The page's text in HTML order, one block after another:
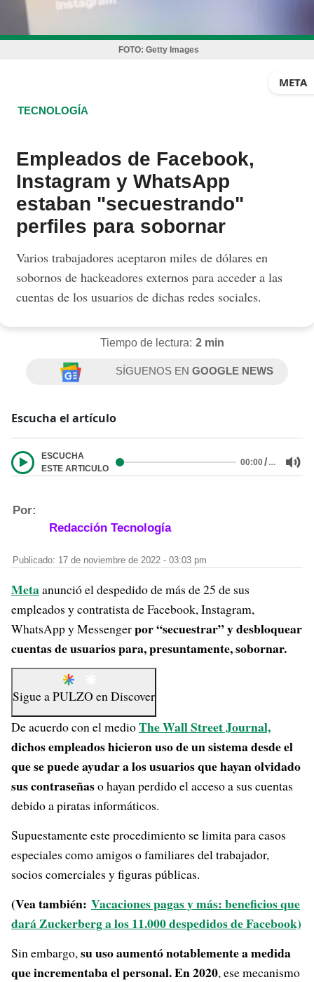
FOTO: Getty Images
META
TECNOLOGÍA
Empleados de Facebook,
Instagram y WhatsApp
estaban "secuestrando"
perfiles para sobornar
Varios trabajadores aceptaron miles de dólares en
sobornos de hackeadores externos para acceder a las
cuentas de los usuarios de dichas redes sociales.
Tiempo de lectura: 2 min
SÍGUENOS ENGOOGLE NEWS
Escucha el artículo
ESCUCHA
ESTE ARTICULO
00:00/…
Por:
Redacción Tecnología
Publicado: 17 de noviembre de 2022 - 03:03 pm
Metaanunció el despedido de más de 25 de sus
empleados y contratista de Facebook, Instagram,
WhatsApp y Messengerpor “secuestrar” y desbloquear
cuentas de usuarios para, presuntamente, sobornar.
Sigue aPULZO enDiscover
De acuerdo con el medioThe Wall Street Journal,
dichos empleados hicieron uso de un sistema desde el
que se puede ayudar a los usuarios que hayan olvidado
sus contraseñaso hayan perdido el acceso a sus cuentas
debido a piratas informáticos.
Supuestamente este procedimiento se limita para casos
especiales como amigos o familiares del trabajador,
socios comerciales y figuras públicas.
(Vea también: Vacaciones pagas y más: beneficios que
dará Zuckerberg a los 11.000 despedidos de Facebook)
Sin embargo,su uso aumentó notablemente a medida
que incrementaba el personal. En 2020, ese mecanismo